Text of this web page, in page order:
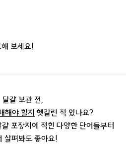
보세요!
달걀 보관 전,
해야 할지 헷갈린 적 있나요?
포장지에 적힌 다양한 단어들부터
살펴봐도 좋아요!